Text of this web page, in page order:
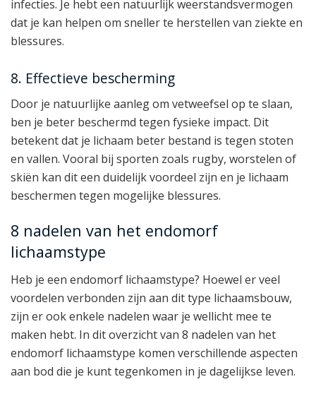
infecties. Je hebt een natuurlijk weerstandsvermogen
dat je kan helpen om sneller te herstellen van ziekte en
blessures.
8. Effectieve bescherming
Door je natuurlijke aanleg om vetweefsel op te slaan,
ben je beter beschermd tegen fysieke impact. Dit
betekent dat je lichaam beter bestand is tegen stoten
en vallen. Vooral bij sporten zoals rugby, worstelen of
skiën kan dit een duidelijk voordeel zijn en je lichaam
beschermen tegen mogelijke blessures.
8 nadelen van het endomorf
lichaamstype
Heb je een endomorf lichaamstype? Hoewel er veel
voordelen verbonden zijn aan dit type lichaamsbouw,
zijn er ook enkele nadelen waar je wellicht mee te
maken hebt. In dit overzicht van 8 nadelen van het
endomorf lichaamstype komen verschillende aspecten
aan bod die je kunt tegenkomen in je dagelijkse leven.